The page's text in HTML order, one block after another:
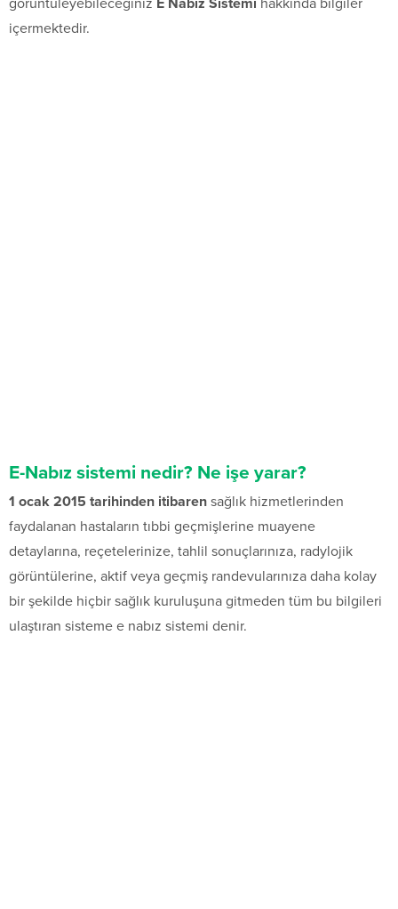
görüntüleyebileceğiniz E Nabız Sistemi hakkında bilgiler
içermektedir.
E-Nabız sistemi nedir? Ne işe yarar?
1 ocak 2015 tarihinden itibaren sağlık hizmetlerinden
faydalanan hastaların tıbbi geçmişlerine muayene
detaylarına, reçetelerinize, tahlil sonuçlarınıza, radylojik
görüntülerine, aktif veya geçmiş randevularınıza daha kolay
bir şekilde hiçbir sağlık kuruluşuna gitmeden tüm bu bilgileri
ulaştıran sisteme e nabız sistemi denir.